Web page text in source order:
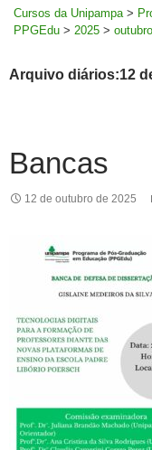
Cursos da Unipampa >
PPGEdu > 2025 > outubro
Arquivo diários:12
Bancas
12 de outubro de 2025